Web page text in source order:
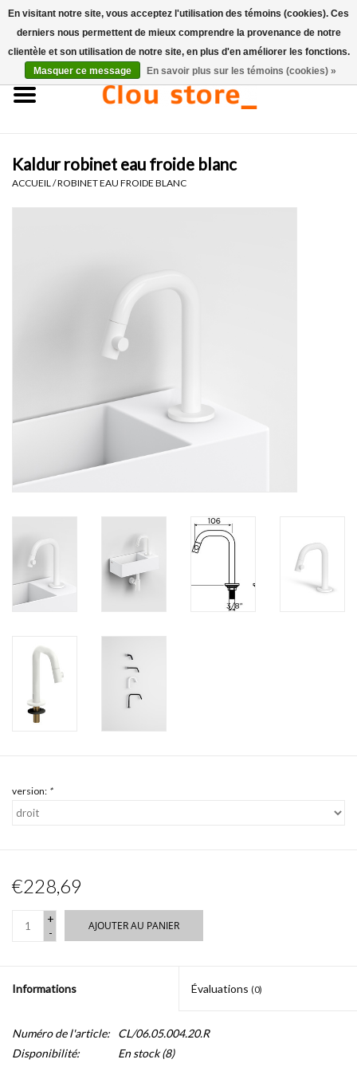
Accueil
Ensembles de lave-mains
Lave-mains
pièce de rechange
Kaldur robinet eau froide blanc
ACCUEIL /ROBINET EAU FROIDE BLANC
version: *
€228,69
+
-
AJOUTER AU PANIER
Informations Évaluations (0)
Numéro de l'article:
CL/06.05.004.20.R
Disponibilité:
En stock(8)
En visitant notre site, vous acceptez l'utilisation des témoins (cookies). Ces
derniers nous permettent de mieux comprendre la provenance de notre
clientèle et son utilisation de notre site, en plus d'en améliorer les fonctions.
Masquer ce message
En savoir plus sur les témoins (cookies) »